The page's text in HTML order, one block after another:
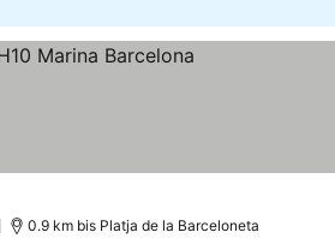
0.9 km bis Platja de la Barceloneta